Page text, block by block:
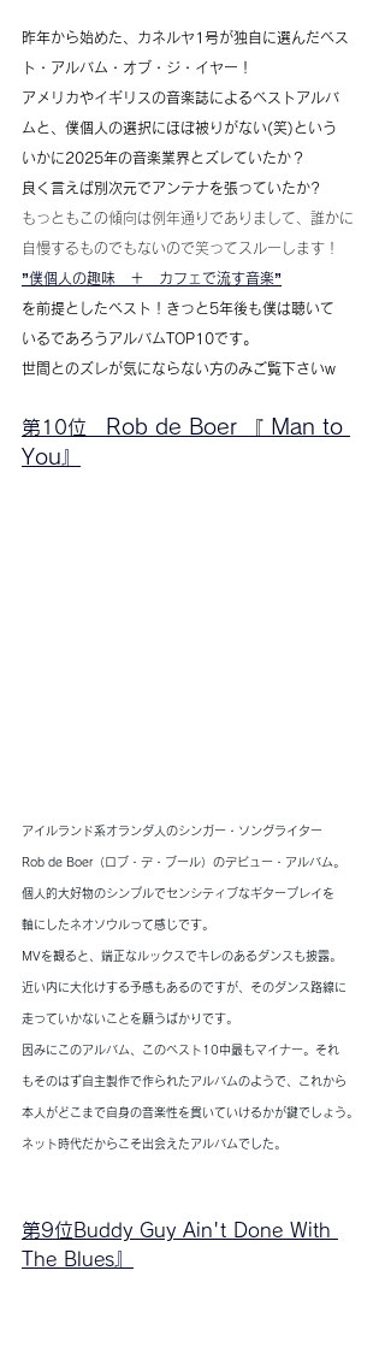
昨年から始めた、カネルヤ1号が独自に選んだベス
ト・アルバム・オブ・ジ・イヤー！
アメリカやイギリスの音楽誌によるベストアルバ
ムと、僕個人の選択にほぼ被りがない(笑)という
いかに2025年の音楽業界とズレていたか？
良く言えば別次元でアンテナを張っていたか?
もっともこの傾向は例年通りでありまして、誰かに
自慢するものでもないので笑ってスルーします！
”僕個人の趣味　＋　カフェで流す音楽”
を前提としたベスト！きっと5年後も僕は聴いて
いるであろうアルバムTOP10です。
世間とのズレが気にならない方のみご覧下さいw
第10位 Rob de Boer 『 Man to
You
アイルランド系オランダ人のシンガー・ソングライター
Rob de Boer（ロブ・デ・ブール）のデビュー・アルバム。
個人的大好物のシンプルでセンシティブなギタープレイを
軸にしたネオソウルって感じです。
MVを観ると、端正なルックスでキレのあるダンスも披露。
近い内に大化けする予感もあるのですが、そのダンス路線に
走っていかないことを願うばかりです。
因みにこのアルバム、このベスト10中最もマイナー。それ
もそのはず自主製作で作られたアルバムのようで、これから
本人がどこまで自身の音楽性を貫いていけるかが鍵でしょう。
ネット時代だからこそ出会えたアルバムでした。
第9位Buddy Guy Ain't Done With
The Blues